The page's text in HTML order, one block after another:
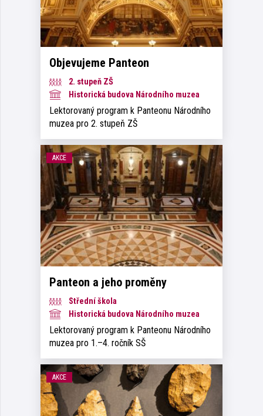
Objevujeme Panteon
2. stupeň ZŠ
Historická budova Národního muzea
Lektorovaný program k Panteonu Národního
muzea pro 2. stupeň ZŠ
AKCE
Panteon a jeho proměny
Střední škola
Historická budova Národního muzea
Lektorovaný program k Panteonu Národního
muzea pro 1.–4. ročník SŠ
AKCE